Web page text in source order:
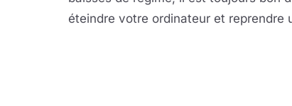
éteindre votre ordinateur et reprendre